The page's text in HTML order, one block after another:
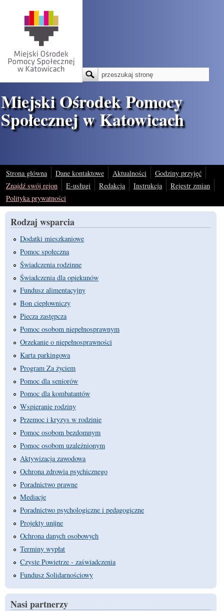
Miejski Ośrodek Pomocy
Społecznej w Katowicach
Formularz wyszukiwania
Szukaj
Strona główna Dane kontaktowe Aktualności
Godziny przyjęć
Znajdź swój rejon
E-usługi Redakcja Instrukcja
Rejestr zmian
Polityka prywatności
Rodzaj wsparcia
Dodatki mieszkaniowe
Pomoc społeczna
Świadczenia rodzinne
Świadczenia dla opiekunów
Fundusz alimentacyjny
Bon ciepłowniczy
Piecza zastępcza
Pomoc osobom niepełnosprawnym
Orzekanie o niepełnosprawności
Karta parkingowa
Program Za życiem
Pomoc dla seniorów
Pomoc dla kombatantów
Wspieranie rodziny
Przemoc i kryzys w rodzinie
Pomoc osobom bezdomnym
Pomoc osobom uzależnionym
Aktywizacja zawodowa
Ochrona zdrowia psychicznego
Poradnictwo prawne
Mediacje
Poradnictwo psychologiczne i pedagogiczne
Projekty unijne
Ochrona danych osobowych
Terminy wypłat
Czyste Powietrze - zaświadczenia
Fundusz Solidarnościowy
Nasi partnerzy